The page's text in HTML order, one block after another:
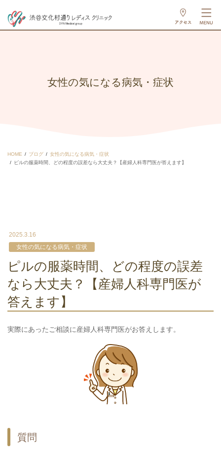
女性の気になる病気・症状
HOME ブログ
女性の気になる病気・症状
ピルの服薬時間、どの程度の誤差なら大丈夫？【産婦人科専門医が答えます】
2025.3.16
女性の気になる病気・症状
ピルの服薬時間、どの程度の誤差
なら大丈夫？【産婦人科専門医が
答えます】
実際にあったご相談に産婦人科専門医がお答えします。
質問